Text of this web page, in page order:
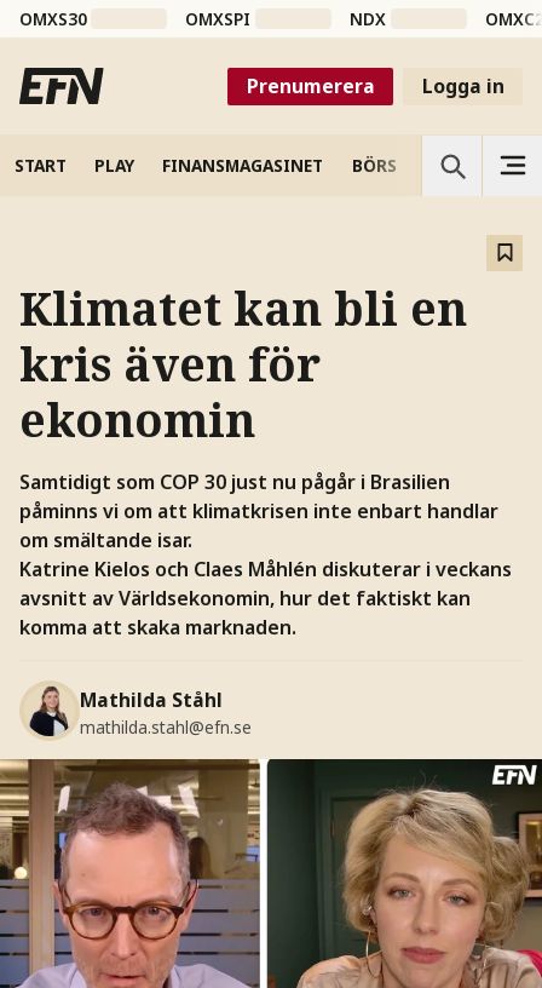
OMXS30 OMXSPI NDX
Prenumerera Logga in
START PLAY FINANSMAGASINET BÖRS VETENSKAP
Klimatet kan bli en
kris även för
ekonomin
Samtidigt som COP 30 just nu pågår i Brasilien
påminns vi om att klimatkrisen inte enbart handlar
om smältande isar.
Katrine Kielos och Claes Måhlén diskuterar i veckans
avsnitt av Världsekonomin, hur det faktiskt kan
komma att skaka marknaden.
Mathilda Ståhl
mathilda.stahl@efn.se